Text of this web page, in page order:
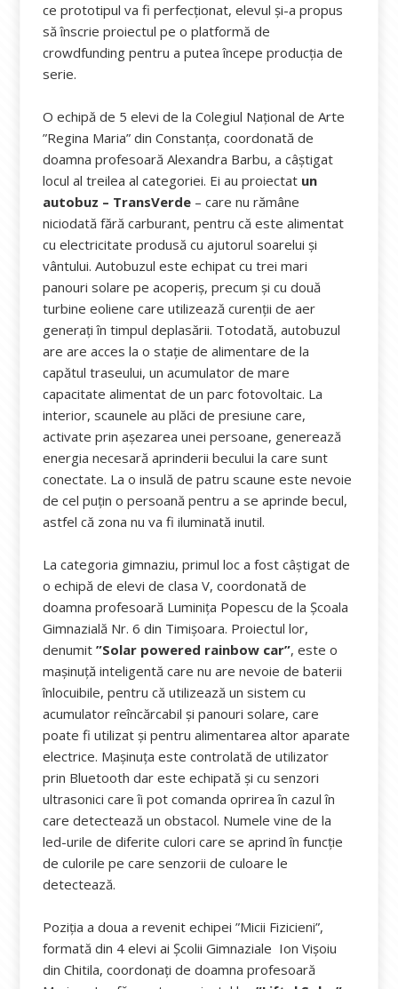
ce prototipul va fi perfecționat, elevul și-a propus
să înscrie proiectul pe o platformă de
crowdfunding pentru a putea începe producția de
serie.
O echipă de 5 elevi de la Colegiul Național de Arte
”Regina Maria” din Constanța, coordonată de
doamna profesoară Alexandra Barbu, a câștigat
locul al treilea al categoriei. Ei au proiectat un
autobuz – TransVerde – care nu rămâne
niciodată fără carburant, pentru că este alimentat
cu electricitate produsă cu ajutorul soarelui și
vântului. Autobuzul este echipat cu trei mari
panouri solare pe acoperiș, precum și cu două
turbine eoliene care utilizează curenții de aer
generați în timpul deplasării. Totodată, autobuzul
are are acces la o stație de alimentare de la
capătul traseului, un acumulator de mare
capacitate alimentat de un parc fotovoltaic. La
interior, scaunele au plăci de presiune care,
activate prin așezarea unei persoane, generează
energia necesară aprinderii becului la care sunt
conectate. La o insulă de patru scaune este nevoie
de cel puțin o persoană pentru a se aprinde becul,
astfel că zona nu va fi iluminată inutil.
La categoria gimnaziu, primul loc a fost câștigat de
o echipă de elevi de clasa V, coordonată de
doamna profesoară Luminița Popescu de la Școala
Gimnazială Nr. 6 din Timișoara. Proiectul lor,
denumit”Solar powered rainbow car”, este o
mașinuță inteligentă care nu are nevoie de baterii
înlocuibile, pentru că utilizează un sistem cu
acumulator reîncărcabil și panouri solare, care
poate fi utilizat și pentru alimentarea altor aparate
electrice. Mașinuța este controlată de utilizator
prin Bluetooth dar este echipată și cu senzori
ultrasonici care îi pot comanda oprirea în cazul în
care detectează un obstacol. Numele vine de la
led-urile de diferite culori care se aprind în funcție
de culorile pe care senzorii de culoare le
detectează.
Poziția a doua a revenit echipei ”Micii Fizicieni”,
formată din 4 elevi ai Școlii Gimnaziale Ion Vișoiu
din Chitila, coordonați de doamna profesoară